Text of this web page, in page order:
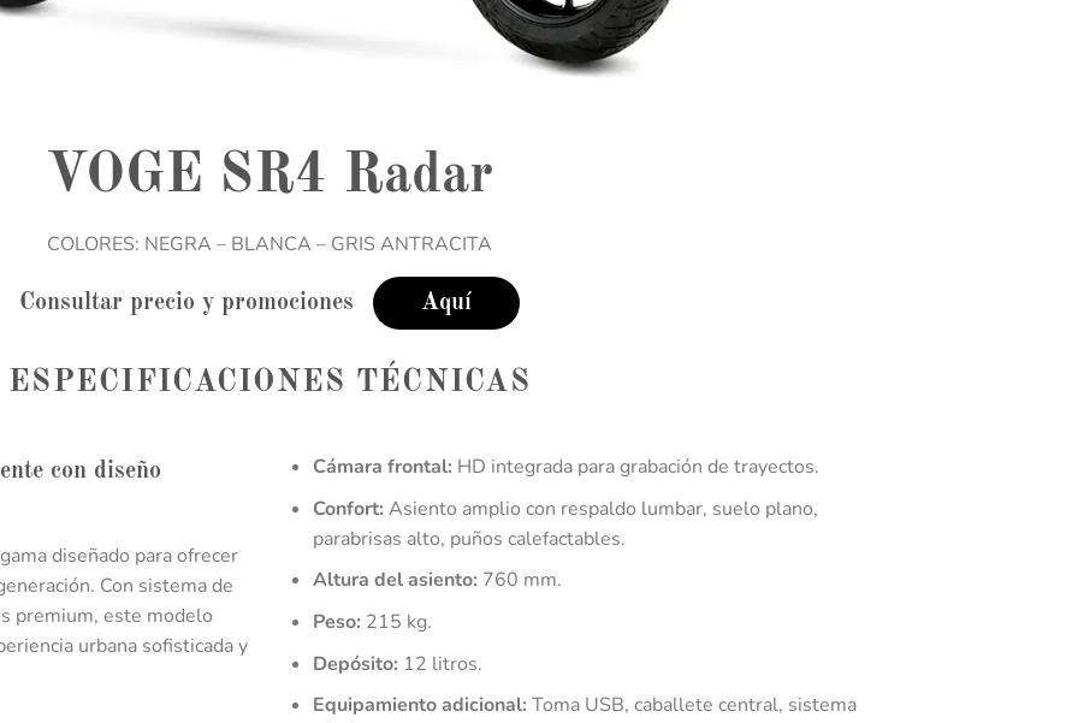
VOGE SR4 Radar
COLORES: NEGRA – BLANCA – GRIS ANTRACITA
Consultar precio y promociones Aquí
ESPECIFICACIONES TÉCNICAS
con diseño
diseñado para ofrecer
Con sistema de
premium, este modelo
urbana sofisticada y
Cámara frontal: HD integrada para grabación de trayectos.
Confort: Asiento amplio con respaldo lumbar, suelo plano,
parabrisas alto, puños calefactables.
Altura del asiento: 760 mm.
Peso: 215 kg.
Depósito: 12 litros.
Equipamiento adicional: Toma USB, caballete central, sistema